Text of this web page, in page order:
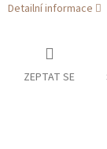
Detailní informace
ZEPTAT SE